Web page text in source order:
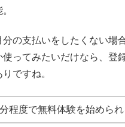
の支払いをしたくない場
使ってみたいだけなら、登
ですね。
程度で無料体験を始められ